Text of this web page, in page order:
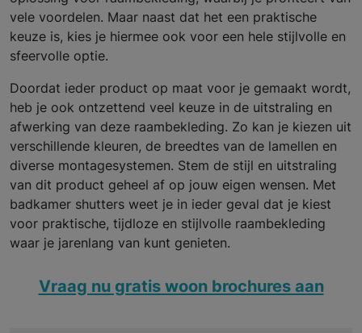
vele voordelen. Maar naast dat het een praktische
keuze is, kies je hiermee ook voor een hele stijlvolle en
sfeervolle optie.
Doordat ieder product op maat voor je gemaakt wordt,
heb je ook ontzettend veel keuze in de uitstraling en
afwerking van deze raambekleding. Zo kan je kiezen uit
verschillende kleuren, de breedtes van de lamellen en
diverse montagesystemen. Stem de stijl en uitstraling
van dit product geheel af op jouw eigen wensen. Met
badkamer shutters weet je in ieder geval dat je kiest
voor praktische, tijdloze en stijlvolle raambekleding
waar je jarenlang van kunt genieten.
Vraag nu gratis woon brochures aan